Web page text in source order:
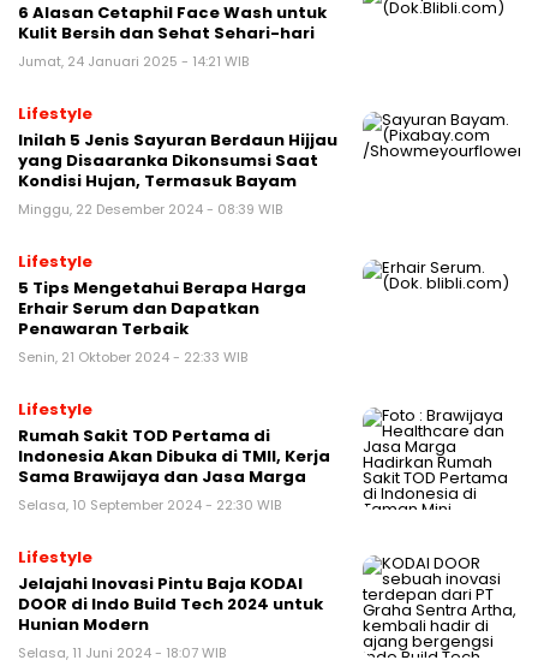
6 Alasan Cetaphil Face Wash untuk
Kulit Bersih dan Sehat Sehari-hari
Jumat, 24 Januari 2025 - 14:21 WIB
Lifestyle
Inilah 5 Jenis Sayuran Berdaun Hijjau
yang Disaaranka Dikonsumsi Saat
Kondisi Hujan, Termasuk Bayam
Minggu, 22 Desember 2024 - 08:39 WIB
Lifestyle
5 Tips Mengetahui Berapa Harga
Erhair Serum dan Dapatkan
Penawaran Terbaik
Senin, 21 Oktober 2024 - 22:33 WIB
Lifestyle
Rumah Sakit TOD Pertama di
Indonesia Akan Dibuka di TMII, Kerja
Sama Brawijaya dan Jasa Marga
Selasa, 10 September 2024 - 22:30 WIB
Lifestyle
Jelajahi Inovasi Pintu Baja KODAI
DOOR di Indo Build Tech 2024 untuk
Hunian Modern
Selasa, 11 Juni 2024 - 18:07 WIB